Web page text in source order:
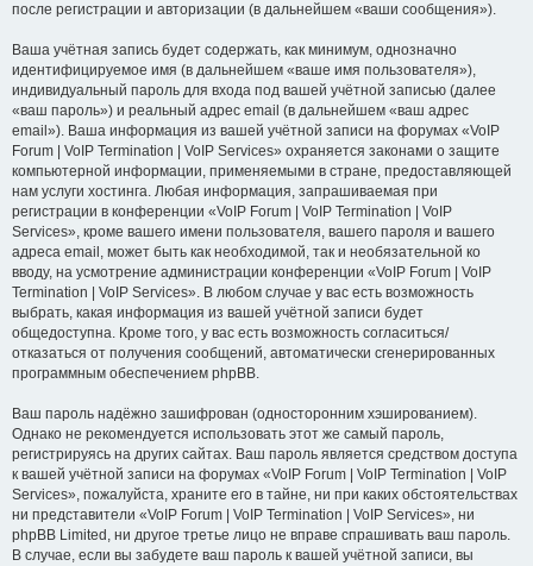
после регистрации и авторизации (в дальнейшем «ваши сообщения»).
Ваша учётная запись будет содержать, как минимум, однозначно
идентифицируемое имя (в дальнейшем «ваше имя пользователя»),
индивидуальный пароль для входа под вашей учётной записью (далее
«ваш пароль») и реальный адрес email (в дальнейшем «ваш адрес
email»). Ваша информация из вашей учётной записи на форумах «VoIP
Forum | VoIP Termination | VoIP Services» охраняется законами о защите
компьютерной информации, применяемыми в стране, предоставляющей
нам услуги хостинга. Любая информация, запрашиваемая при
регистрации в конференции «VoIP Forum | VoIP Termination | VoIP
Services», кроме вашего имени пользователя, вашего пароля и вашего
адреса email, может быть как необходимой, так и необязательной ко
вводу, на усмотрение администрации конференции «VoIP Forum | VoIP
Termination | VoIP Services». В любом случае у вас есть возможность
выбрать, какая информация из вашей учётной записи будет
общедоступна. Кроме того, у вас есть возможность согласиться/
отказаться от получения сообщений, автоматически сгенерированных
программным обеспечением phpBB.
Ваш пароль надёжно зашифрован (односторонним хэшированием).
Однако не рекомендуется использовать этот же самый пароль,
регистрируясь на других сайтах. Ваш пароль является средством доступа
к вашей учётной записи на форумах «VoIP Forum | VoIP Termination | VoIP
Services», пожалуйста, храните его в тайне, ни при каких обстоятельствах
ни представители «VoIP Forum | VoIP Termination | VoIP Services», ни
phpBB Limited, ни другое третье лицо не вправе спрашивать ваш пароль.
В случае, если вы забудете ваш пароль к вашей учётной записи, вы